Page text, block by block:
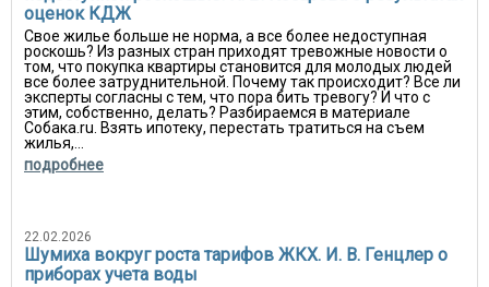
оценок КДЖ
Свое жилье больше не норма, а все более недоступная
роскошь? Из разных стран приходят тревожные новости о
том, что покупка квартиры становится для молодых людей
все более затруднительной. Почему так происходит? Все ли
эксперты согласны с тем, что пора бить тревогу? И что с
этим, собственно, делать? Разбираемся в материале
Собака.ru. Взять ипотеку, перестать тратиться на съем
жилья,...
подробнее
22.02.2026
Шумиха вокруг роста тарифов ЖКХ. И. В. Генцлер о
приборах учета воды